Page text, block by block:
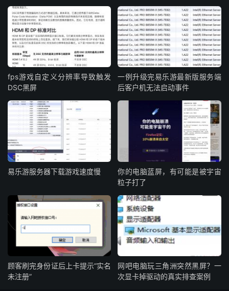
fps游戏自定义分辨率导致触发
DSC黑屏
一例升级完易乐游最新版服务端
后客户机无法启动事件
易乐游服务器下载游戏速度慢
你的电脑蓝屏，有可能是被宇宙
粒子打了
顾客刷完身份证后上卡提示“实名
未注册”
网吧电脑玩三角洲突然黑屏？一
次显卡掉驱动的真实排查案例